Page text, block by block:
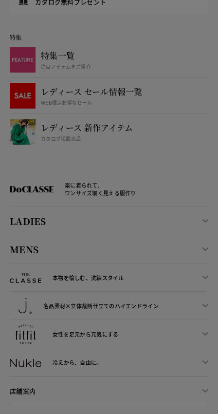
特集
特集一覧
注目アイテムをご紹介
レディース セール情報一覧
WEB限定お得なセール
レディース 新作アイテム
カタログ掲載商品
楽に着られて、
ワンサイズ細く見える服作り
LADIES
MENS
本物を愉しむ、洗練スタイル
名品素材×立体裁断仕立てのハイエンドライン
女性を足元から元気にする
冷えから、 自由に。
店舗案内